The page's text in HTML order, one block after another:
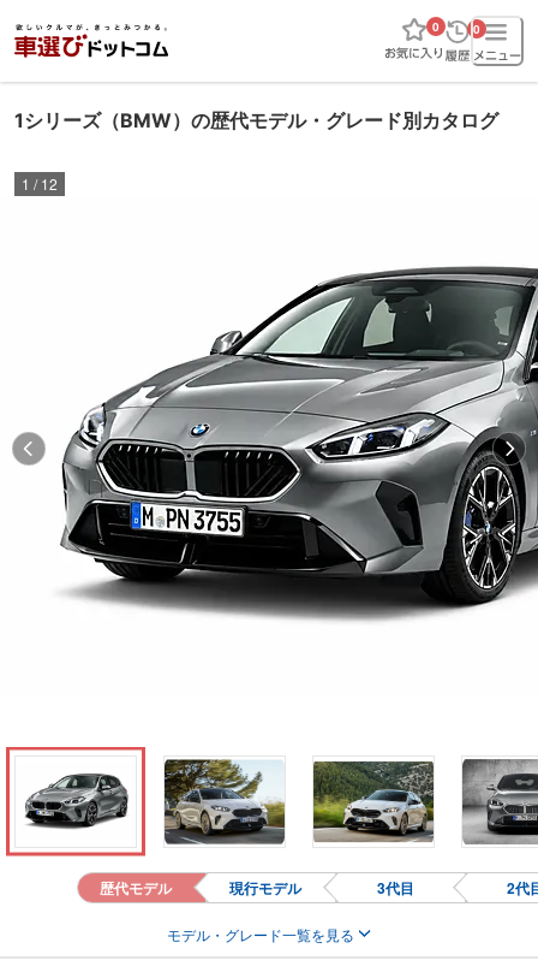
0 0
1シリーズ（BMW）の歴代モデル・グレード別カタログ
1 /12
歴代モデル 現行モデル 3代目 2代
モデル・グレード一覧を見る